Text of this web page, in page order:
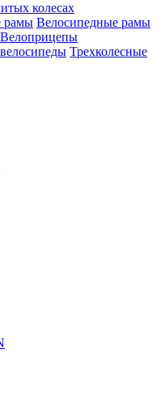
колесах
Велосипедные рамы
Велоприцепы
Трехколесные